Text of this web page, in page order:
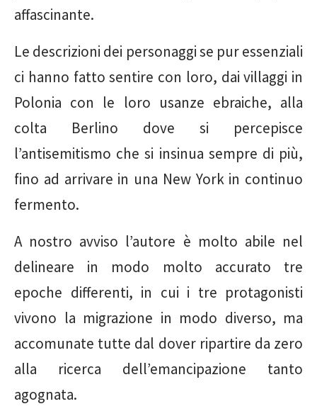
affascinante.
Le descrizioni dei personaggi se pur essenziali
ci hanno fatto sentire con loro, dai villaggi in
Polonia con le loro usanze ebraiche, alla
colta Berlino dove si percepisce
l’antisemitismo che si insinua sempre di più,
fino ad arrivare in una New York in continuo
fermento.
A nostro avviso l’autore è molto abile nel
delineare in modo molto accurato tre
epoche differenti, in cui i tre protagonisti
vivono la migrazione in modo diverso, ma
accomunate tutte dal dover ripartire da zero
alla ricerca dell’emancipazione tanto
agognata.